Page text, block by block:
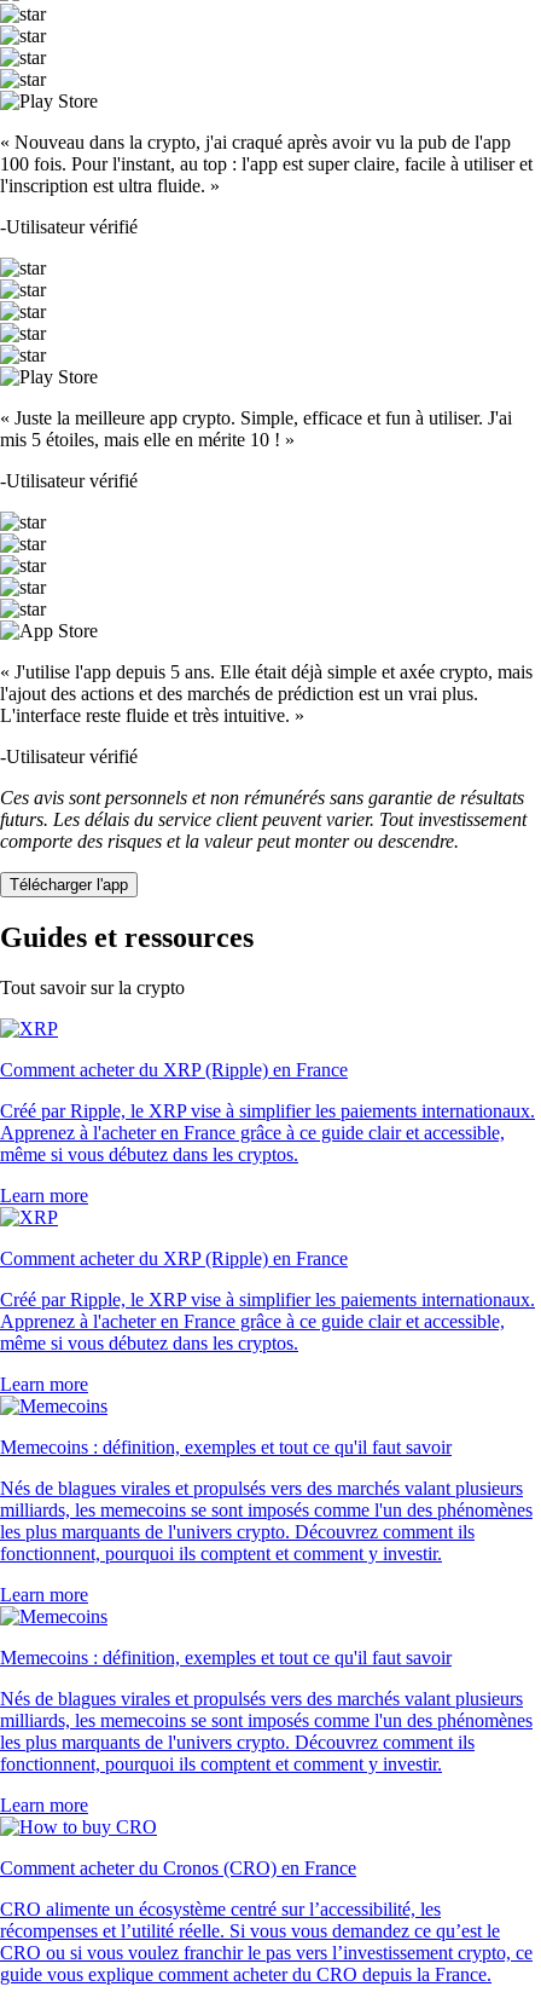
« Nouveau dans la crypto, j'ai craqué après avoir vu la pub de l'app
100 fois. Pour l'instant, au top : l'app est super claire, facile à utiliser et
l'inscription est ultra fluide. »
-Utilisateur vérifié
« Juste la meilleure app crypto. Simple, efficace et fun à utiliser. J'ai
mis 5 étoiles, mais elle en mérite 10 ! »
-Utilisateur vérifié
« J'utilise l'app depuis 5 ans. Elle était déjà simple et axée crypto, mais
l'ajout des actions et des marchés de prédiction est un vrai plus.
L'interface reste fluide et très intuitive. »
-Utilisateur vérifié
Ces avis sont personnels et non rémunérés sans garantie de résultats
futurs. Les délais du service client peuvent varier. Tout investissement
comporte des risques et la valeur peut monter ou descendre.
Télécharger l'app
Guides et ressources
Tout savoir sur la crypto
Comment acheter du XRP (Ripple) en France
Créé par Ripple, le XRP vise à simplifier les paiements internationaux.
Apprenez à l'acheter en France grâce à ce guide clair et accessible,
même si vous débutez dans les cryptos.
Learn more
Comment acheter du XRP (Ripple) en France
Créé par Ripple, le XRP vise à simplifier les paiements internationaux.
Apprenez à l'acheter en France grâce à ce guide clair et accessible,
même si vous débutez dans les cryptos.
Learn more
Memecoins : définition, exemples et tout ce qu'il faut savoir
Nés de blagues virales et propulsés vers des marchés valant plusieurs
milliards, les memecoins se sont imposés comme l'un des phénomènes
les plus marquants de l'univers crypto. Découvrez comment ils
fonctionnent, pourquoi ils comptent et comment y investir.
Learn more
Memecoins : définition, exemples et tout ce qu'il faut savoir
Nés de blagues virales et propulsés vers des marchés valant plusieurs
milliards, les memecoins se sont imposés comme l'un des phénomènes
les plus marquants de l'univers crypto. Découvrez comment ils
fonctionnent, pourquoi ils comptent et comment y investir.
Learn more
Comment acheter du Cronos (CRO) en France
CRO alimente un écosystème centré sur l’accessibilité, les
récompenses et l’utilité réelle. Si vous vous demandez ce qu’est le
CRO ou si vous voulez franchir le pas vers l’investissement crypto, ce
guide vous explique comment acheter du CRO depuis la France.